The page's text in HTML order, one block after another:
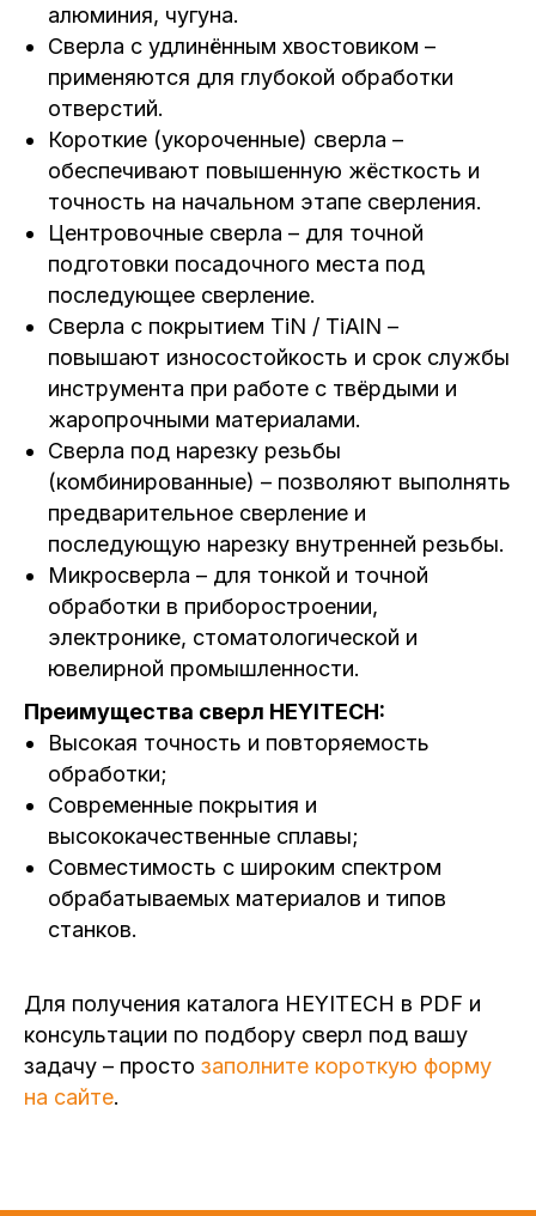
алюминия, чугуна.
Сверла с удлинённым хвостовиком –
применяются для глубокой обработки
отверстий.
Короткие (укороченные) сверла –
обеспечивают повышенную жёсткость и
точность на начальном этапе сверления.
Центровочные сверла – для точной
подготовки посадочного места под
последующее сверление.
Сверла с покрытием TiN / TiAlN –
повышают износостойкость и срок службы
инструмента при работе с твёрдыми и
жаропрочными материалами.
Сверла под нарезку резьбы
(комбинированные) – позволяют выполнять
предварительное сверление и
последующую нарезку внутренней резьбы.
Микросверла – для тонкой и точной
обработки в приборостроении,
электронике, стоматологической и
ювелирной промышленности.
Преимущества сверл HEYITECH:
Высокая точность и повторяемость
обработки;
Современные покрытия и
высококачественные сплавы;
Совместимость с широким спектром
обрабатываемых материалов и типов
станков.
Для получения каталога HEYITECH в PDF и
консультации по подбору сверл под вашу
задачу – просто заполните короткую форму
на сайте.